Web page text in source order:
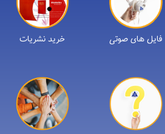
فایل های صوتی خرید نشریات